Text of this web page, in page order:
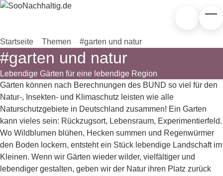
Zum Hauptinhalt springen
Startseite Themen #garten und natur
#garten und natur
Lebendige Gärten für eine lebendige Region
Gärten können nach Berechnungen des BUND so viel für den
Natur-, Insekten- und Klimaschutz leisten wie alle
Naturschutzgebiete in Deutschland zusammen! Ein Garten
kann vieles sein: Rückzugsort, Lebensraum, Experimentierfeld.
Wo Wildblumen blühen, Hecken summen und Regenwürmer
den Boden lockern, entsteht ein Stück lebendige Landschaft im
Kleinen. Wenn wir Gärten wieder wilder, vielfältiger und
lebendiger gestalten, geben wir der Natur ihren Platz zurück